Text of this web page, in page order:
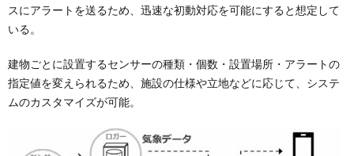
スにアラートを送るため、迅速な初動対応を可能にすると想定して
いる。
建物ごとに設置するセンサーの種類・個数・設置場所・アラートの
指定値を変えられるため、施設の仕様や立地などに応じて、システ
ムのカスタマイズが可能。